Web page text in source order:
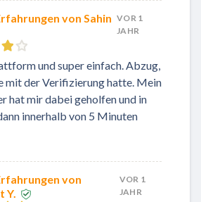
von Sahin VOR 1
JAHR
und super einfach. Abzug,
mit der Verifizierung hatte. Mein
hat mir dabei geholfen und in
innerhalb von 5 Minuten
von
Y.
VOR 1
JAHR